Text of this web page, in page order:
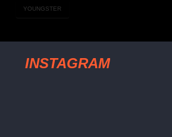
YOUNGSTER
INSTAGRAM